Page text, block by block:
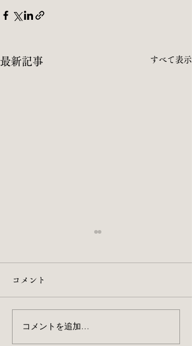
最新記事 すべて表示
Instagramはじめました🔰
コメント
コメントを追加…